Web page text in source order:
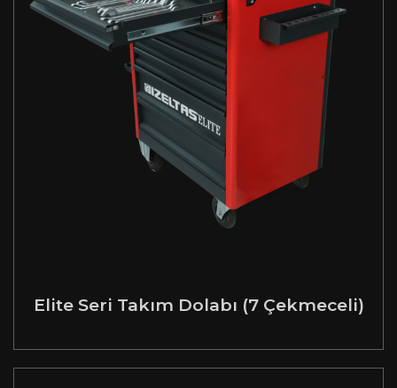
Elite Seri Takım Dolabı (7 Çekmeceli)